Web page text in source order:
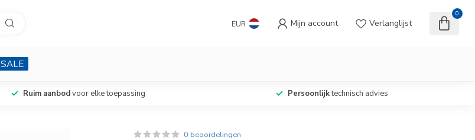
EUR Mijn account Verlanglijst
0
SALE
Ruim aanbodvoor elke toepassing Persoonlijktechnisch advies
0 beoordelingen